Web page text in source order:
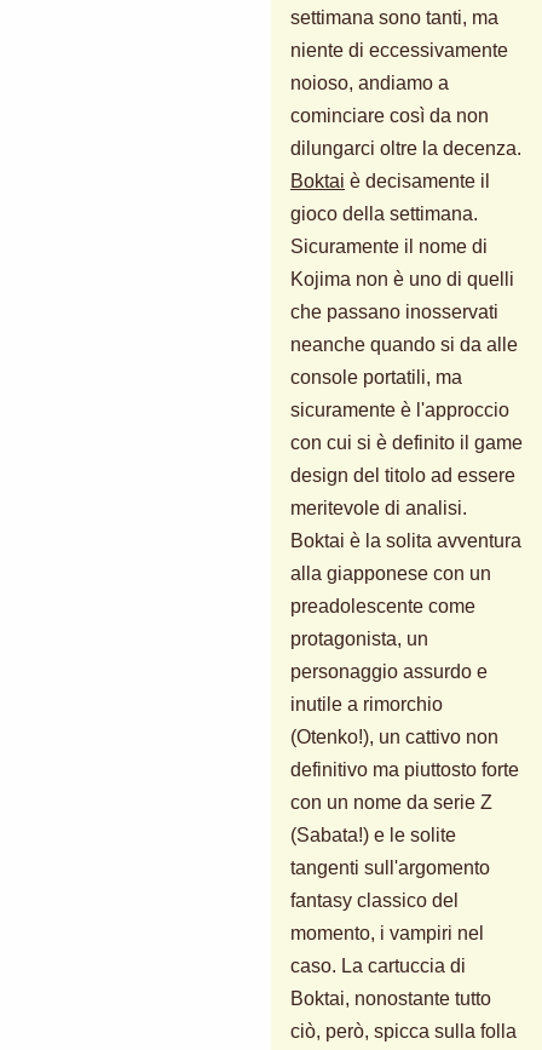
settimana sono tanti, ma
niente di eccessivamente
noioso, andiamo a
cominciare così da non
dilungarci oltre la decenza.
Boktai è decisamente il
gioco della settimana.
Sicuramente il nome di
Kojima non è uno di quelli
che passano inosservati
neanche quando si da alle
console portatili, ma
sicuramente è l'approccio
con cui si è definito il game
design del titolo ad essere
meritevole di analisi.
Boktai è la solita avventura
alla giapponese con un
preadolescente come
protagonista, un
personaggio assurdo e
inutile a rimorchio
(Otenko!), un cattivo non
definitivo ma piuttosto forte
con un nome da serie Z
(Sabata!) e le solite
tangenti sull'argomento
fantasy classico del
momento, i vampiri nel
caso. La cartuccia di
Boktai, nonostante tutto
ciò, però, spicca sulla folla